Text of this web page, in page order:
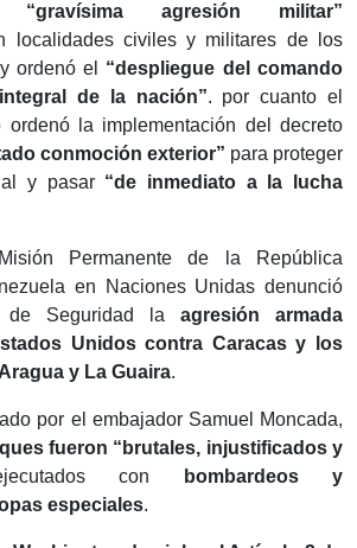
“gravísima agresión militar”
localidades civiles y militares de los
ordenó el “despliegue del comando
de la nación”. por cuanto el
ordenó la implementación del decreto
conmoción exterior” para proteger
y pasar “de inmediato a la lucha
Permanente de la República
en Naciones Unidas denunció
de Seguridad la agresión armada
Unidos contra Caracas y los
y La Guaira.
por el embajador Samuel Moncada,
fueron “brutales, injustificados y
con
bombardeos y
especiales.